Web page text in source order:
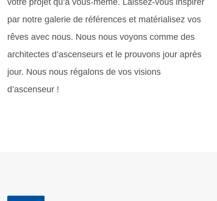
votre projet qu’à vous-même. Laissez-vous inspirer
par notre galerie de références et matérialisez vos
rêves avec nous. Nous nous voyons comme des
architectes d’ascenseurs et le prouvons jour après
jour. Nous nous régalons de vos visions
d’ascenseur !